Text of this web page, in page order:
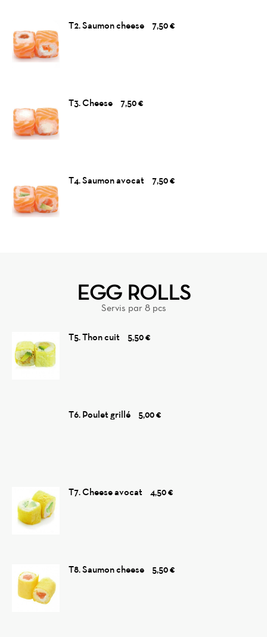
T2. Saumon cheese 7,50 €
T3. Cheese 7,50 €
T4. Saumon avocat 7,50 €
EGG ROLLS
Servis par 8 pcs
T5. Thon cuit 5,50 €
T6. Poulet grillé 5,00 €
T7. Cheese avocat 4,50 €
T8. Saumon cheese 5,50 €